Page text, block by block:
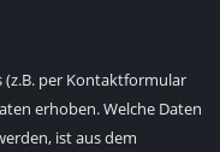
per Kontaktformular
erhoben. Welche Daten
ist aus dem